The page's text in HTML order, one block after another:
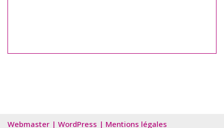
Webmaster | WordPress | Mentions légales